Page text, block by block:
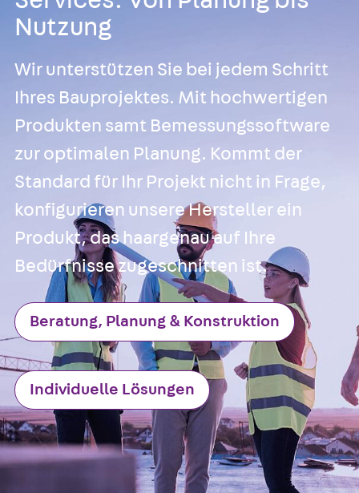
Nutzung
Wir unterstützen Sie bei jedem Schritt
Ihres Bauprojektes. Mit hochwertigen
Produkten samt Bemessungssoftware
zur optimalen Planung. Kommt der
Standard für Ihr Projekt nicht in Frage,
konfigurieren unsere Hersteller ein
Produkt, das haargenau auf Ihre
Bedürfnisse zugeschnitten ist.
Beratung, Planung & Konstruktion
Individuelle Lösungen